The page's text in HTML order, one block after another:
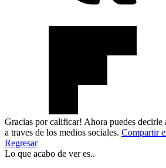
Gracias por calificar! Ahora puedes decirle
a traves de los medios sociales. Compartir
Regresar
Lo que acabo de ver es..